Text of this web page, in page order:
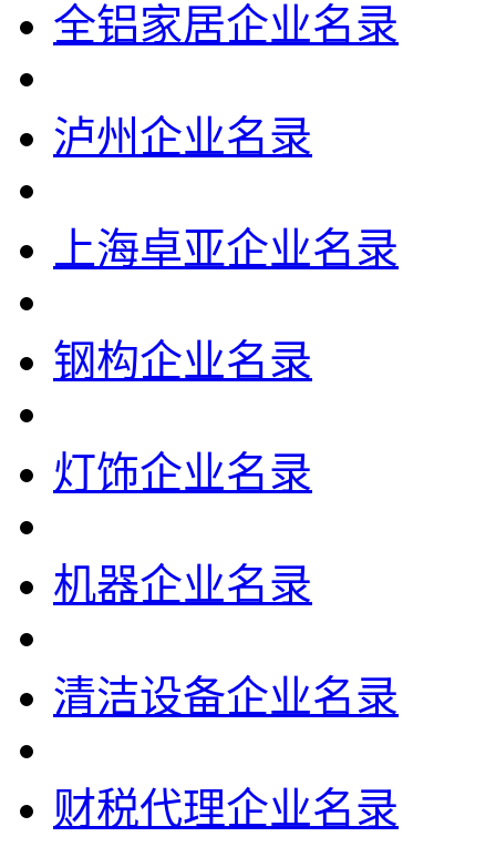
全铝家居企业名录
泸州企业名录
上海卓亚企业名录
钢构企业名录
灯饰企业名录
机器企业名录
清洁设备企业名录
财税代理企业名录